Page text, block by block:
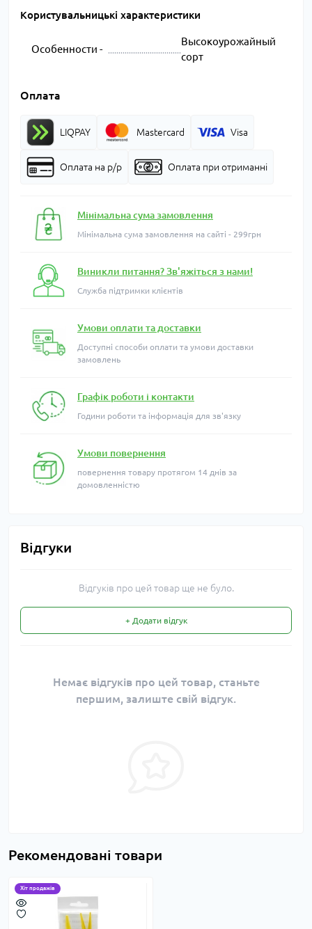
Користувальницькі характеристики
Особенности -
Высокоурожайный
сорт
Оплата
LIQPAY Mastercard Visa
Оплата на р/р Оплата при отриманні
Мінімальна сума замовлення
Мінімальна сума замовлення на сайті - 299грн
Виникли питання? Зв'яжіться з нами!
Служба підтримки клієнтів
Умови оплати та доставки
Доступні способи оплати та умови доставки
замовлень
Графік роботи і контакти
Години роботи та інформація для зв'язку
Умови повернення
повернення товару протягом 14 днів за
домовленністю
Відгуки
Відгуків про цей товар ще не було.
+ Додати відгук
Немає відгуків про цей товар, станьте
першим, залиште свій відгук.
Рекомендовані товари
Хіт продажів